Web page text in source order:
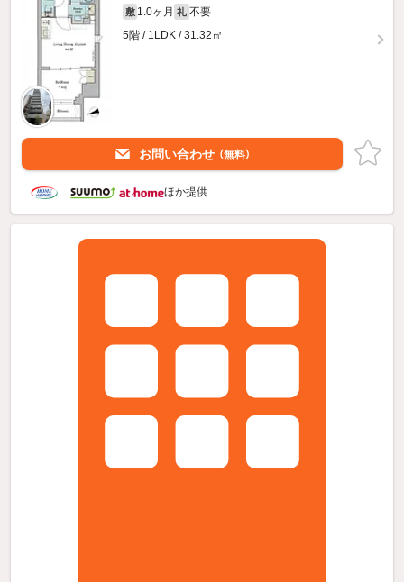
敷 1.0ヶ月 礼 不要
5階 / 1LDK / 31.32㎡
お問い合わせ （無料）
ほか提供